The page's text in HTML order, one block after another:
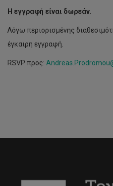
Η εγγραφή είναι δωρεάν.
Λόγω περιορισμένης
έγκαιρη εγγραφή.
RSVP προς: